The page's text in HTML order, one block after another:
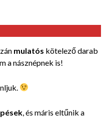
mulatós kötelező darab
a násznépnek is!
, és máris eltűnik a